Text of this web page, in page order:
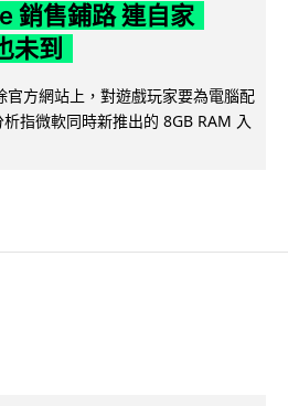
銷售鋪路 連自家
未到
方網站上，對遊戲玩家要為電腦配
指微軟同時新推出的 8GB RAM 入